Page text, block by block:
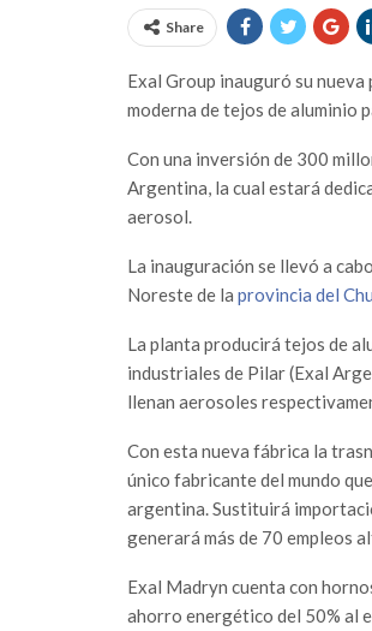
Share
Exal Group inauguró su
moderna de tejos de aluminio
Con una inversión de 300
Argentina, la cual estará
aerosol.
La inauguración se llevó a
Noreste de la provincia del
La planta producirá tejos de
industriales de Pilar (Exal
llenan aerosoles
Con esta nueva fábrica la
único fabricante del mundo
argentina. Sustituirá
generará más de 70 empleos
Exal Madryn cuenta con
ahorro energético del 50% al